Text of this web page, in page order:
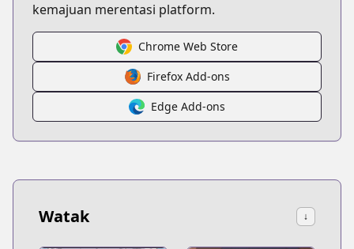
kemajuan merentasi platform.
Chrome Web Store
Firefox Add-ons
Edge Add-ons
Watak ↓